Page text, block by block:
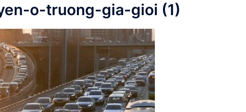
o-truong-gia-gioi (1)